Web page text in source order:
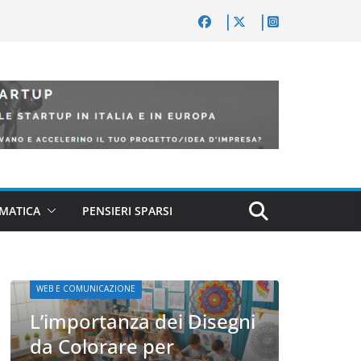
PENSIERI SPARSI
WEB E COMUNICAZIONE
L’importanza dei Disegni
da Colorare per
WEB E